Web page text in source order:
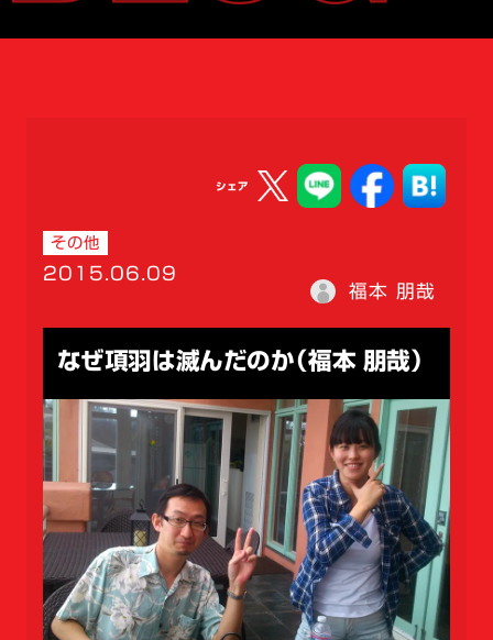
シェア
その他
2015.06.09
福本 朋哉
なぜ項羽は滅んだのか（福本 朋哉）